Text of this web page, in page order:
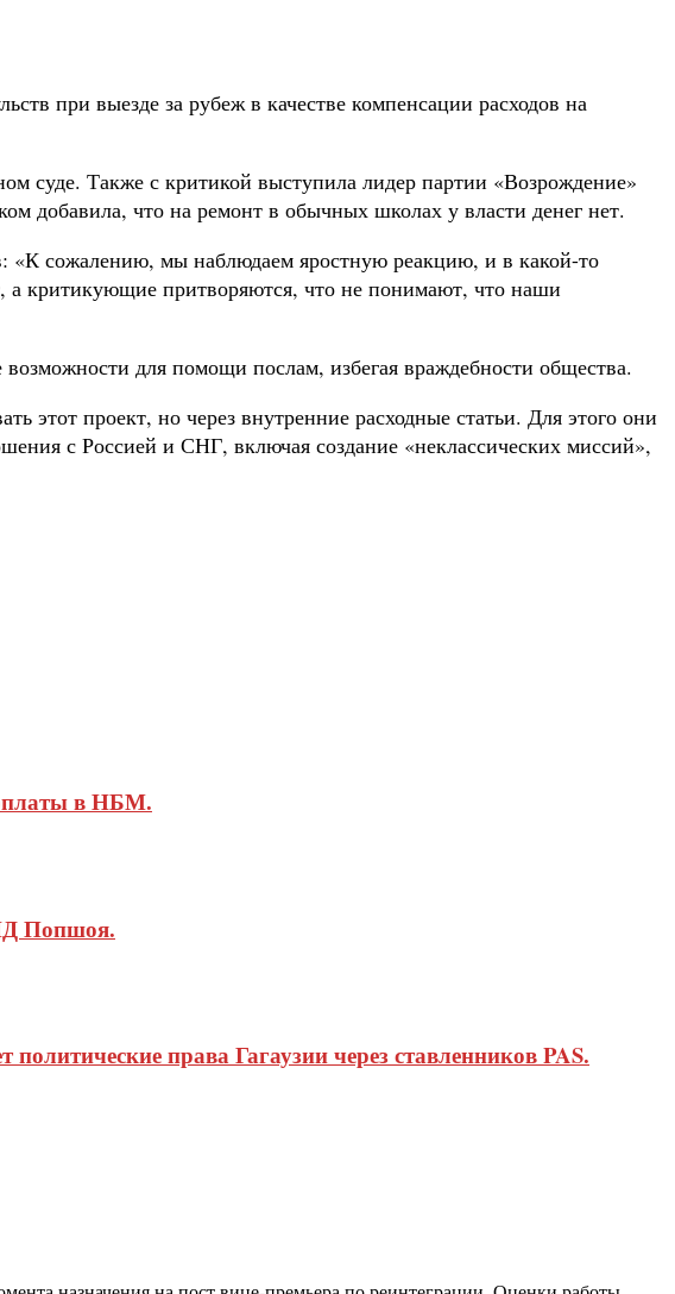
при выезде за рубеж в качестве компенсации расходов на
суде. Также с критикой выступила лидер партии «Возрождение»
добавила, что на ремонт в обычных школах у власти денег нет.
«К сожалению, мы наблюдаем яростную реакцию, и в какой-то
а критикующие притворяются, что не понимают, что наши
для помощи послам, избегая враждебности общества.
этот проект, но через внутренние расходные статьи. Для этого они
с Россией и СНГ, включая создание «неклассических миссий»,
в НБМ.
Попшоя.
права Гагаузии через ставленников PAS.